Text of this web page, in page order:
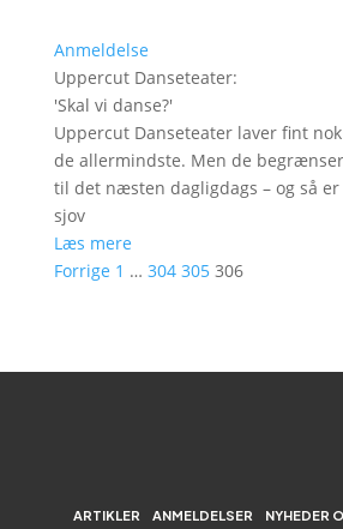
Anmeldelse
Uppercut Danseteater:
'Skal vi danse?'
Uppercut Danseteater laver fint
de allermindste. Men de
til det næsten dagligdags – og så
sjov
Læs mere
Forrige 1 … 304 305 306
ARTIKLER ANMELDELSER NYHEDER